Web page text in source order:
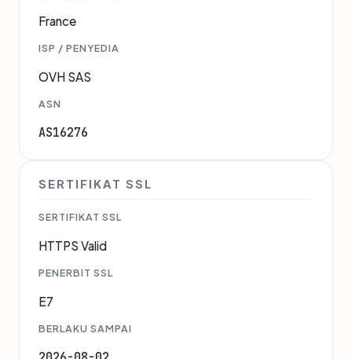
France
ISP / PENYEDIA
OVH SAS
ASN
AS16276
SERTIFIKAT SSL
SERTIFIKAT SSL
HTTPS Valid
PENERBIT SSL
E7
BERLAKU SAMPAI